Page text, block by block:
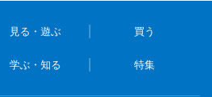
見る・遊ぶ 買う
学ぶ・知る 特集